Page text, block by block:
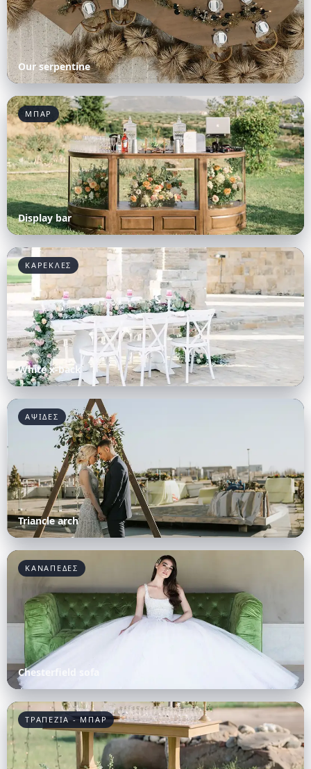
Our serpentine
ΜΠΑΡ
Display bar
ΚΑΡΕΚΛΕΣ
White x-back
ΑΨΙΔΕΣ
Triancle arch
ΚΑΝΑΠΕΔΕΣ
Chesterfield sofa
ΤΡΑΠΕΖΙΑ - ΜΠΑΡ